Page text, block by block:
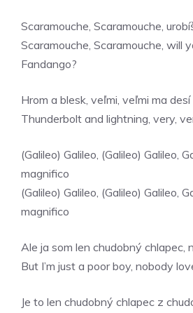
Scaramouche, Scaramouche,
Scaramouche, Scaramouche, will
Fandango?
Hrom a blesk, veľmi, veľmi ma desí
Thunderbolt and lightning, very,
(Galileo) Galileo, (Galileo) Galileo,
magnifico
(Galileo) Galileo, (Galileo) Galileo,
magnifico
Ale ja som len chudobný chlapec,
But I’m just a poor boy, nobody
Je to len chudobný chlapec z